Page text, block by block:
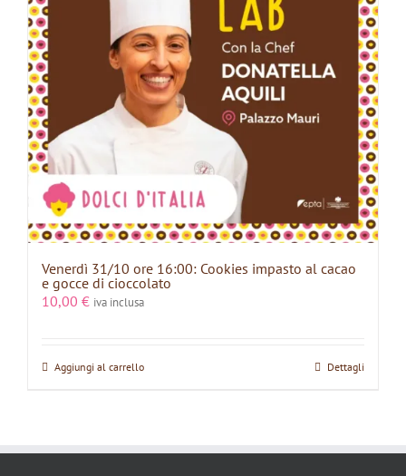
Venerdì 31/10 ore 16:00: Cookies impasto al cacao
e gocce di cioccolato
10,00 € iva inclusa
Aggiungi al carrello Dettagli